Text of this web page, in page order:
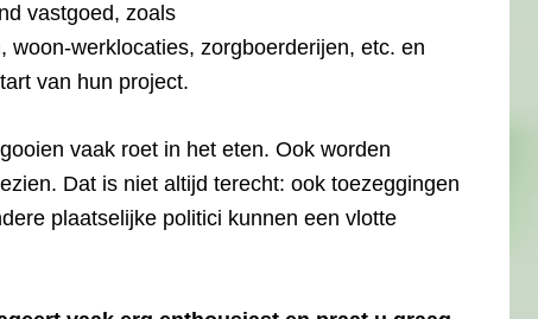
vastgoed, zoals
werklocaties, zorgboerderijen, etc. en
van hun project.
vaak roet in het eten. Ook worden
Dat is niet altijd terecht: ook toezeggingen
plaatselijke politici kunnen een vlotte